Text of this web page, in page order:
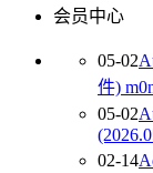
会员中心
05-02
件)
05-02
02-14